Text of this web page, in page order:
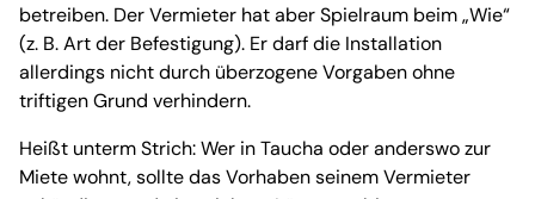
betreiben. Der Vermieter hat aber Spielraum beim „Wie“
(z. B. Art der Befestigung). Er darf die Installation
allerdings nicht durch überzogene Vorgaben ohne
triftigen Grund verhindern.
Heißt unterm Strich: Wer in Taucha oder anderswo zur
Miete wohnt, sollte das Vorhaben seinem Vermieter